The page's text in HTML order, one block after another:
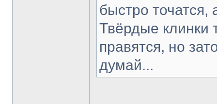
быстро точатся,
Твёрдые клинки
правятся, но
думай...